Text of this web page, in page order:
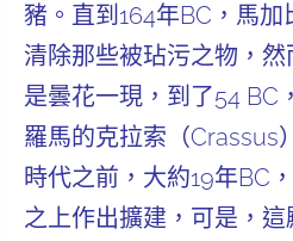
豬。直到164年BC，馬加
清除那些被玷污之物，
是曇花一現，到了54 BC
羅馬的克拉索（Crassus
時代之前，大約19年BC
之上作出擴建，可是，